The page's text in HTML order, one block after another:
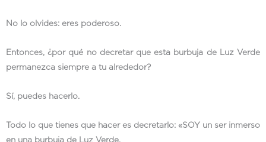
No lo olvides: eres poderoso.
Entonces, ¿por qué no decretar que esta burbuja de Luz Verde
permanezca siempre a tu alrededor?
Sí, puedes hacerlo.
Todo lo que tienes que hacer es decretarlo: «SOY un ser inmerso
en una burbuja de Luz Verde.